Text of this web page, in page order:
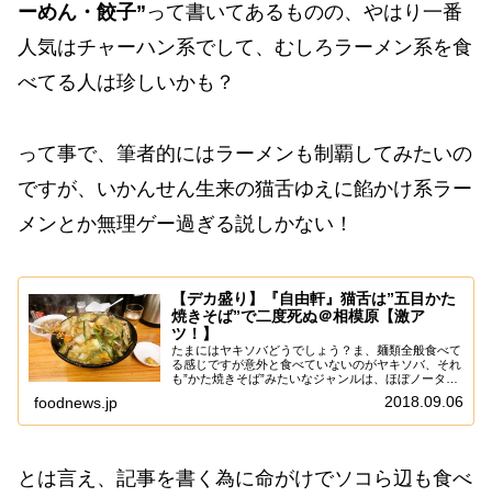
ーめん・餃子”って書いてあるものの、やはり一番
人気はチャーハン系でして、むしろラーメン系を食
べてる人は珍しいかも？
って事で、筆者的にはラーメンも制覇してみたいの
ですが、いかんせん生来の猫舌ゆえに餡かけ系ラー
メンとか無理ゲー過ぎる説しかない！
【デカ盛り】『自由軒』猫舌は”五目かた
焼きそば”で二度死ぬ＠相模原【激ア
ツ！】
たまにはヤキソバどうでしょう？ま、麺類全般食べて
る感じですが意外と食べていないのがヤキソバ、それ
も”かた焼きそば”みたいなジャンルは、ほぼノータッ
チな可能性……あると思います。と、言う訳でなんと
なく”かた焼きそばモチベ”になったので、あの店...
foodnews.jp 2018.09.06
とは言え、記事を書く為に命がけでソコら辺も食べ